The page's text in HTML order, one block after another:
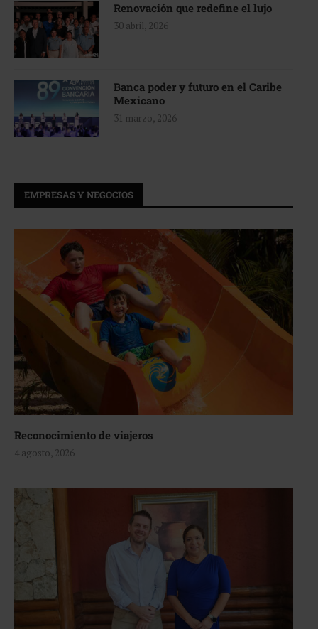
Renovación que redefine el lujo
30 abril, 2026
Banca poder y futuro en el Caribe
Mexicano
31 marzo, 2026
EMPRESAS Y NEGOCIOS
Reconocimiento de viajeros
4 agosto, 2026